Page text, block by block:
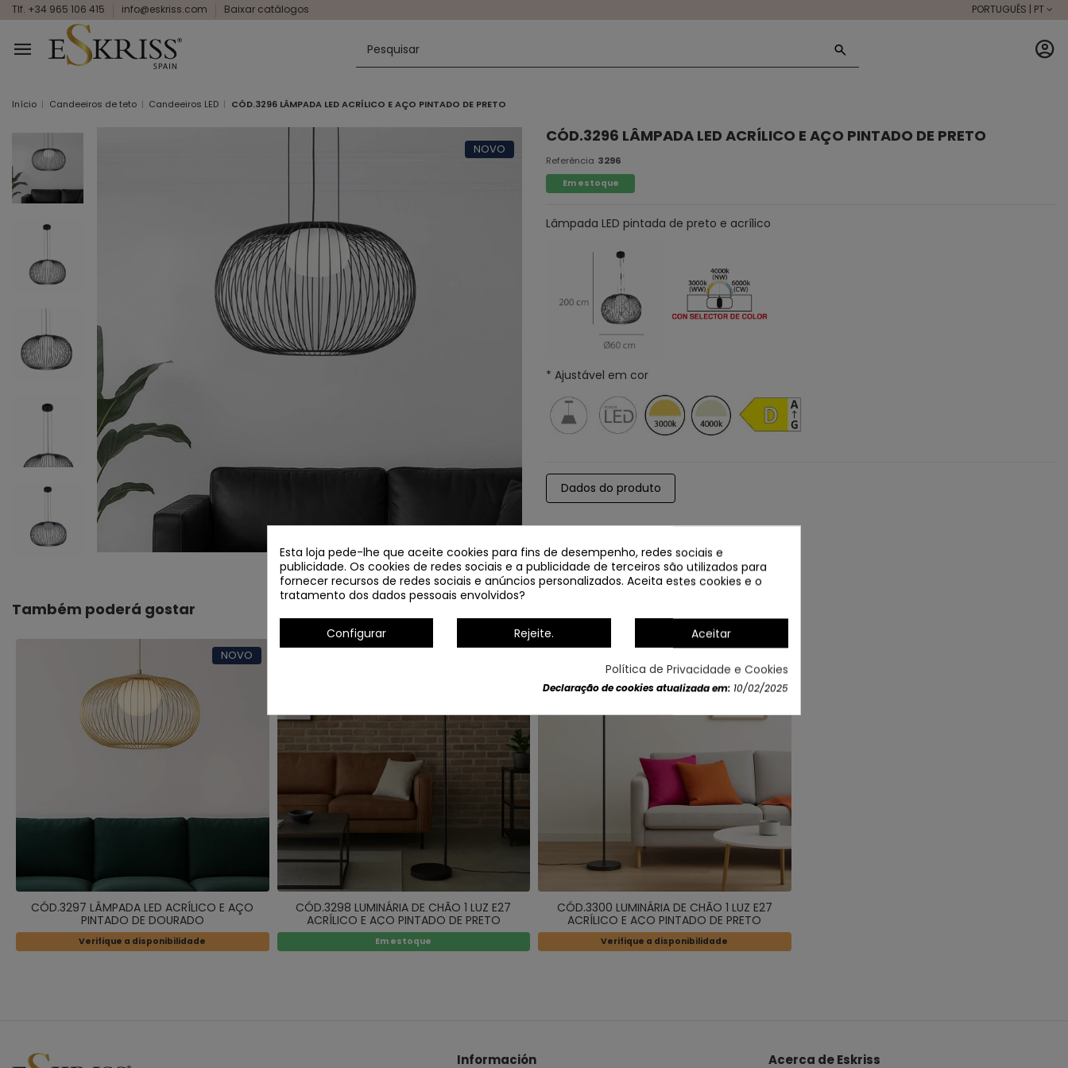
Tlf. +34 965 106 415 info@eskriss.com Baixar catálogos PORTUGUÊS | PT
Início Candeeiros de teto Candeeiros LED CÓD.3296 LÂMPADA LED ACRÍLICO E AÇO PINTADO DE PRETO
NOVO
CÓD.3296 LÂMPADA LED ACRÍLICO E AÇO PINTADO DE PRETO
Referência 3296
Em estoque
Lâmpada LED pintada de preto e acrílico
* Ajustável em cor
Dados do produto
Também poderá gostar
NOVO
CÓD.3297 LÂMPADA LED ACRÍLICO E AÇO
PINTADO DE DOURADO
Verifique a disponibilidade
CÓD.3298 LUMINÁRIA DE CHÃO 1 LUZ E27
ACRÍLICO E AÇO PINTADO DE PRETO
Em estoque
CÓD.3300 LUMINÁRIA DE CHÃO 1 LUZ E27
ACRÍLICO E AÇO PINTADO DE PRETO
Verifique a disponibilidade
Información Acerca de Eskriss
Esta loja pede-lhe que aceite cookies para fins de desempenho, redes sociais e
publicidade. Os cookies de redes sociais e a publicidade de terceiros são utilizados para
fornecer recursos de redes sociais e anúncios personalizados. Aceita estes cookies e o
tratamento dos dados pessoais envolvidos?
Configurar Rejeite. Aceitar
Política de Privacidade e Cookies
Declaração de cookies atualizada em: 10/02/2025